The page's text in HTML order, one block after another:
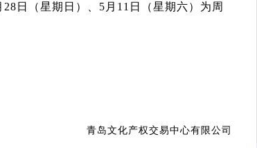
28 日（星期日）、 5 月 11 日（星期六）为周
青岛文化产权交易中心有限公司